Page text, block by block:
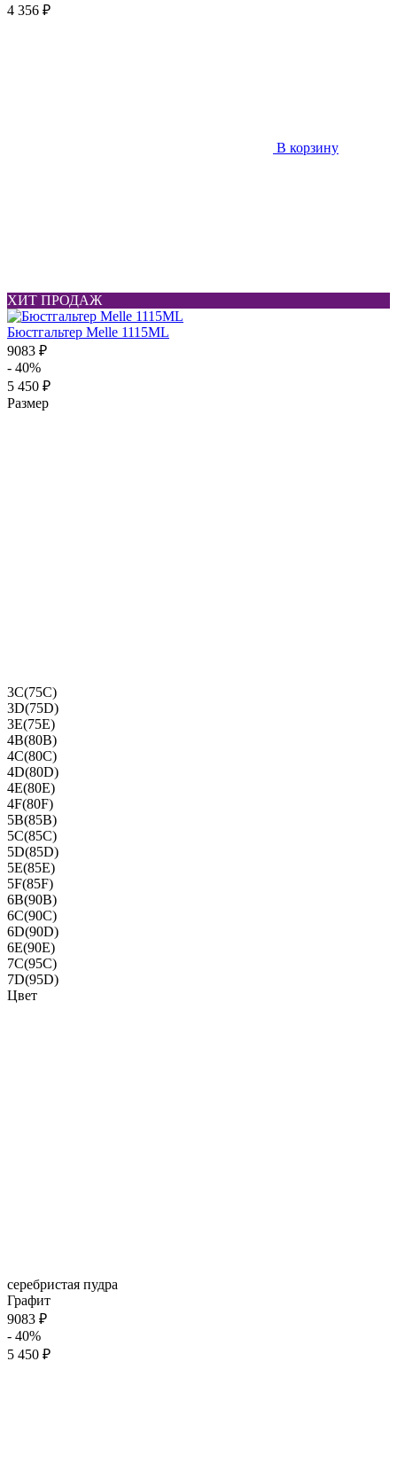
4 356 ₽
В корзину
ХИТ ПРОДАЖ
Бюстгальтер Melle 1115ML
9083 ₽
- 40%
5 450 ₽
Размер
3C(75C)
3D(75D)
3E(75E)
4B(80B)
4C(80C)
4D(80D)
4E(80E)
4F(80F)
5B(85B)
5C(85C)
5D(85D)
5E(85E)
5F(85F)
6B(90B)
6C(90C)
6D(90D)
6E(90E)
7C(95C)
7D(95D)
Цвет
серебристая пудра
Графит
9083 ₽
- 40%
5 450 ₽